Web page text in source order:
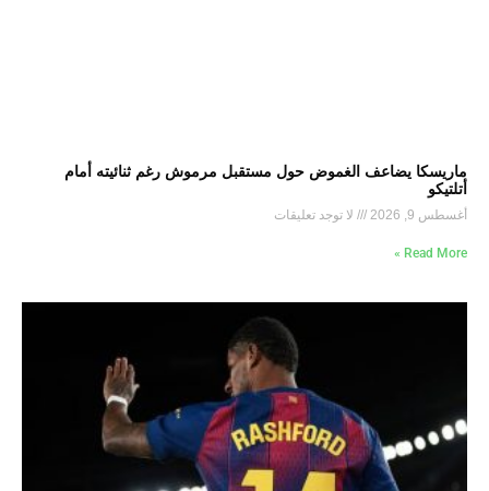
ماريسكا يضاعف الغموض حول مستقبل مرموش رغم ثنائيته أمام
أتلتيكو
أغسطس 9, 2026 لا توجد تعليقات
Read More »